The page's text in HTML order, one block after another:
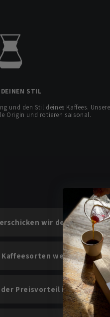
STIL
und den Stil deines Kaffees. Unsere
Origin und rotieren saisonal.
wir deine Abo-
Kaffeesorten werde ich
der Preisvorteil im